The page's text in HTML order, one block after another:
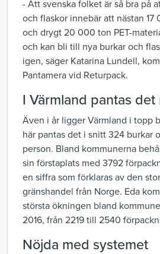
- Att svenska folket är så bra på
och flaskor innebär att nästan
och drygt 20 000 ton PET-
och kan bli till nya burkar och
igen, säger Katarina Lundell,
Pantamera vid Returpack.
I Värmland pantas det
Även i år ligger Värmland i topp
här pantas det i snitt 324 burkar
person. Bland kommunerna
sin förstaplats med 3792
en siffra som förklaras av den
gränshandel från Norge. Eda
största ökningen bland
2016, från 2219 till 2540
Nöjda med systemet